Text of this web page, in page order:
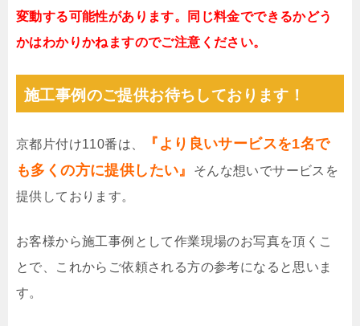
変動する可能性があります。同じ料金でできるかどう
かはわかりかねますのでご注意ください。
施工事例のご提供お待ちしております！
京都片付け110番は、
『より良いサービスを1名で
も多くの方に提供したい』
そんな想いでサービスを
提供しております。
お客様から施工事例として作業現場のお写真を頂くこ
とで、これからご依頼される方の参考になると思いま
す。